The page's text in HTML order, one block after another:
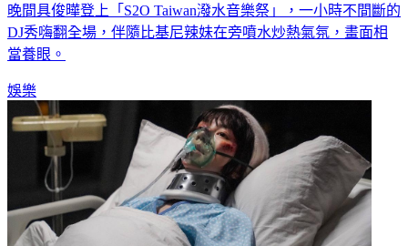
秀，台灣各地也能看見他的身影，相當愛屋及烏。今（27）日
晚間具俊曄登上「S2O Taiwan潑水音樂祭」，一小時不間斷的
DJ秀嗨翻全場，伴隨比基尼辣妹在旁噴水炒熱氣氛，畫面相
娛樂